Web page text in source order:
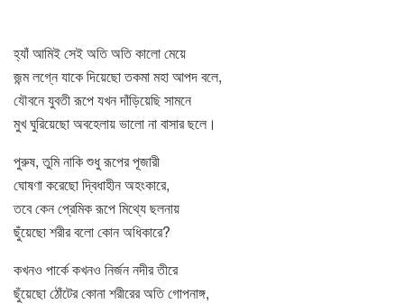
হ্যাঁ আমিই সেই অতি অতি কালো মেয়ে
জন্ম লগ্নে যাকে দিয়েছো তকমা মহা আপদ বলে,
যৌবনে যুবতী রূপে যখন দাঁড়িয়েছি সামনে
মুখ ঘুরিয়েছো অবহেলায় ভালো না বাসার ছলে।
পুরুষ, তুমি নাকি শুধু রূপের পূজারী
ঘোষণা করেছো দ্বিধাহীন অহংকারে,
তবে কেন প্রেমিক রূপে মিথ্যে ছলনায়
ছুঁয়েছো শরীর বলো কোন অধিকারে?
কখনও পার্কে কখনও নির্জন নদীর তীরে
ছুঁয়েছো ঠোঁটের কোনা শরীরের অতি গোপনাঙ্গ,